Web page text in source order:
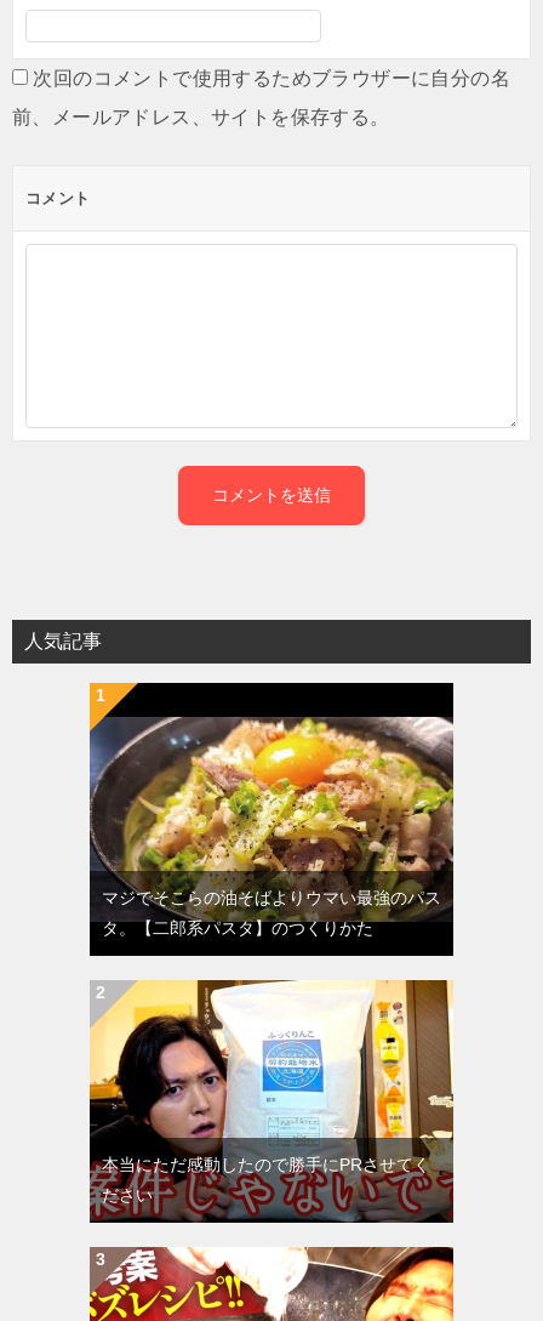
次回のコメントで使用するためブラウザーに自分の名
前、メールアドレス、サイトを保存する。
コメント
人気記事
マジでそこらの油そばよりウマい最強のパス
タ。【二郎系パスタ】のつくりかた
本当にただ感動したので勝手にPRさせてく
ださい